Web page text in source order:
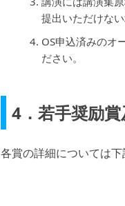
提出いただけな
OS申込済みのオ
ださい。
4．若手奨励
各賞の詳細については下